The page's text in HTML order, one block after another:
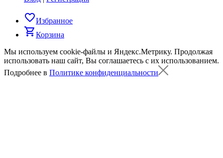
favorite_borderИзбранное
shopping_cartКорзина
Мы используем cookie-файлы и Яндекс.Метрику. Продолжая
использовать наш сайт, Вы соглашаетесь с их использованием.
Подробнее в Политике конфиденциальности